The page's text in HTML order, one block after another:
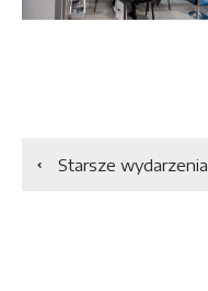
Starsze wydarzenia